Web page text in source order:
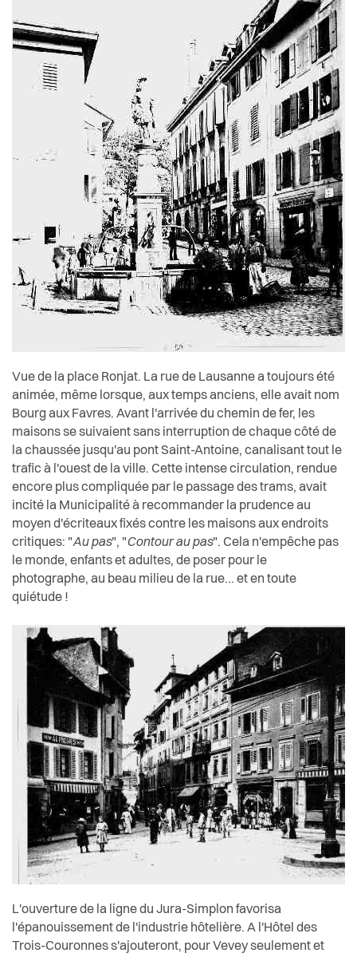
Vue de la place Ronjat. La rue de Lausanne a toujours été
animée, même lorsque, aux temps anciens, elle avait nom
Bourg aux Favres. Avant l'arrivée du chemin de fer, les
maisons se suivaient sans interruption de chaque côté de
la chaussée jusqu'au pont Saint-Antoine, canalisant tout le
trafic à l'ouest de la ville. Cette intense circulation, rendue
encore plus compliquée par le passage des trams, avait
incité la Municipalité à recommander la prudence au
moyen d'écriteaux fixés contre les maisons aux endroits
critiques: "Au pas", "Contour au pas". Cela n'empêche pas
le monde, enfants et adultes, de poser pour le
photographe, au beau milieu de la rue... et en toute
quiétude !
L'ouverture de la ligne du Jura-Simplon favorisa
l'épanouissement de l'industrie hôtelière. A l'Hôtel des
Trois-Couronnes s'ajouteront, pour Vevey seulement et